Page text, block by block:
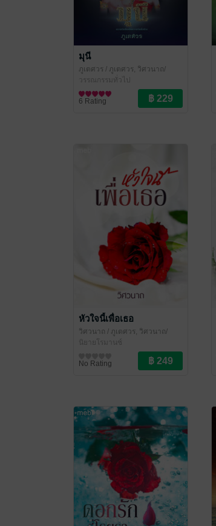
มุนี
ภูเตศวร / ภูเตศวร, วิศวนาถ/
สำนักพิมพ์หริหรา
วรรณกรรมทั่วไป
6 Rating
หัวใจนี้เพื่อเธอ
วิศวนาถ / ภูเตศวร, วิศวนาถ/
สำนักพิมพ์หริหรา
นิยายโรมานซ์
No Rating